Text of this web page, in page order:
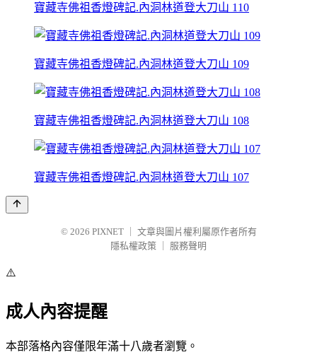
寶藏寺佛祖香燈碑記.內洞林道登大刀山 110
寶藏寺佛祖香燈碑記.內洞林道登大刀山 109
寶藏寺佛祖香燈碑記.內洞林道登大刀山 108
寶藏寺佛祖香燈碑記.內洞林道登大刀山 107
© 2026 PIXNET
文章與圖片權利屬原作者所有
隱私權政策
服務聲明
⚠️
成人內容提醒
本部落格內容僅限年滿十八歲者瀏覽。